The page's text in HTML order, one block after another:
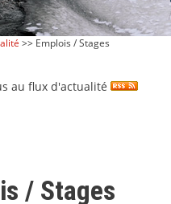
>> Emplois / Stages
au flux d'actualité
/ Stages